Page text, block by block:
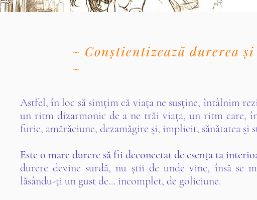
~ Conștientizează durerea
~
Astfel, în loc să simțim că viața ne susține, întâlnim
un ritm dizarmonic de a ne trăi viața, un ritm care,
furie, amărăciune, dezamăgire și, implicit, sănătatea și
Este o mare durere să fii deconectat de esența ta
durere devine surdă, nu știi de unde vine, însă se
lăsându-ți un gust de... incomplet, de goliciune.